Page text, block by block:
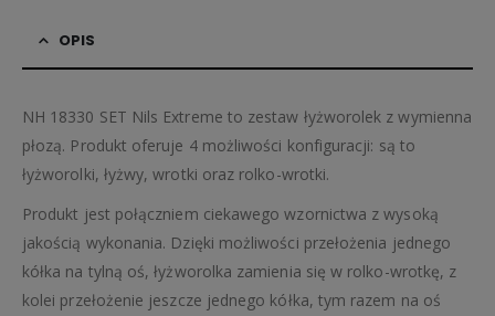
OPIS
NH 18330 SET Nils Extreme to zestaw łyżworolek z wymienna
płozą. Produkt oferuje 4 możliwości konfiguracji: są to
łyżworolki, łyżwy, wrotki oraz rolko-wrotki.
Produkt jest połączniem ciekawego wzornictwa z wysoką
jakością wykonania. Dzięki możliwości przełożenia jednego
kółka na tylną oś, łyżworolka zamienia się w rolko-wrotkę, z
kolei przełożenie jeszcze jednego kółka, tym razem na oś